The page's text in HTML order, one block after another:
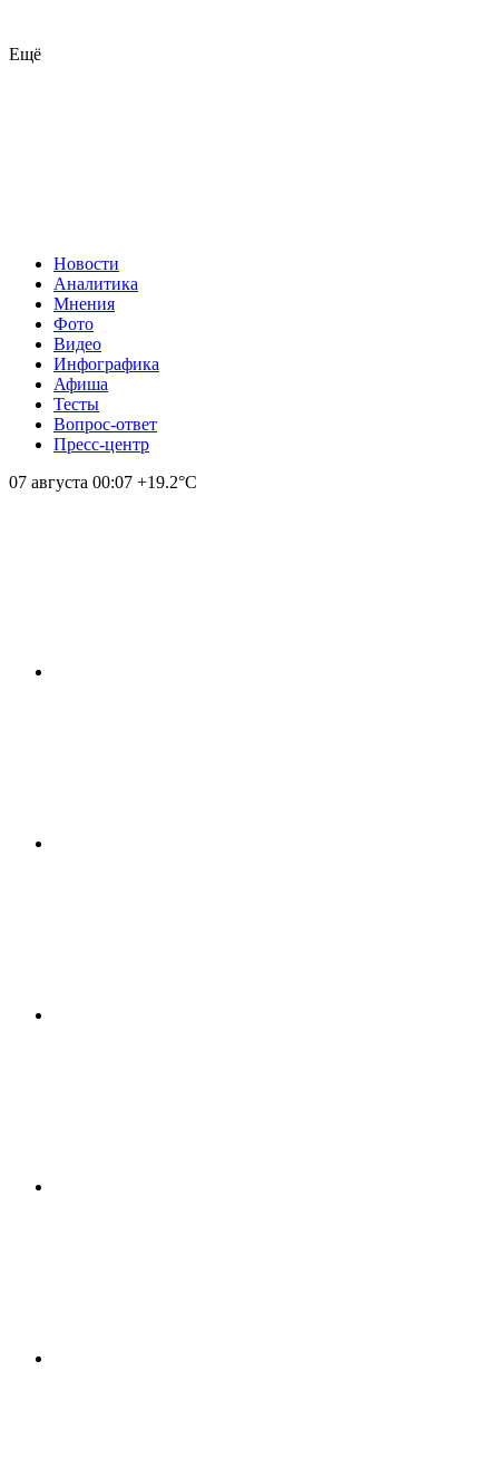
Ещё
Новости
Аналитика
Мнения
Фото
Видео
Инфографика
Афиша
Тесты
Вопрос-ответ
Пресс-центр
07 августа 00:07 +19.2°С